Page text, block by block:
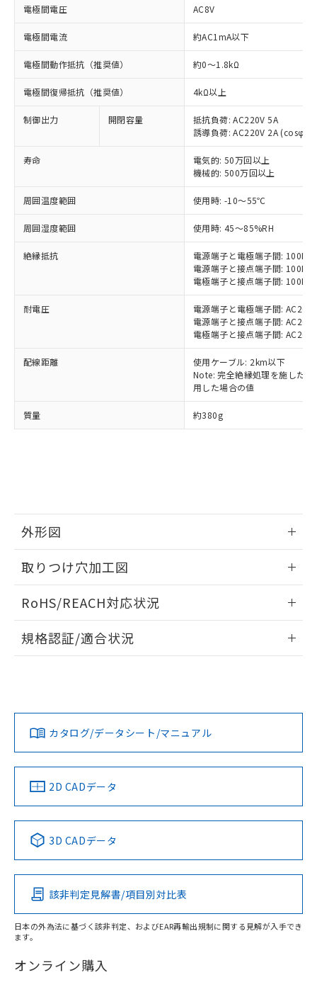
電極間電圧 AC8V
電極間電流 約AC1mA以下
電極間動作抵抗（推奨値） 約0～1.8kΩ
電極間復帰抵抗（推奨値） 4kΩ以上
制御出力 開閉容量
抵抗負荷: AC220V 5A
誘導負荷: AC220V 2A
寿命
電気的: 50万回以上
機械的: 500万回以上
周囲温度範囲 使用時: -10～55℃
周囲湿度範囲 使用時: 45～85%RH
絶縁抵抗
電源端子と電極端子間:
電源端子と接点端子間:
電極端子と接点端子間:
耐電圧
電源端子と電極端子間:
電源端子と接点端子間:
電極端子と接点端子間:
配線距離
使用ケーブル: 2km以下
Note: 完全絶縁処理を施した
用した場合の値
質量 約380g
外形図
取りつけ穴加工図
RoHS/REACH対応状況
EU RoHS 注意事項・凡例
対応済み
中国 RoHS 注意事項・凡例
Pb Hg Cd Cr(VI)
O
在庫等で未対応品が混在する可能性があります。
規格認証/適合状況
LR型式承認
（イギリス
船舶規格）
DNV型式承認
（ノルウェー
BV型式承認
（フランス
KR型式
（韓国
No No No No
この製品の規格認証/適合状況ページへ
その他の認証はこちらのページからご検索ください
カタログ/データシート/マニュアル
2D CADデータ
3D CADデータ
該非判定見解書/項目別対比表
日本の外為法に基づく該非判定、およびEAR再輸出規制に関する見解が入手でき
ます。
オンライン購入
以下の条件をお読みいただき、同意のうえ
本サービスは、当社制御機器事業取扱
商品の当社在庫状況および標準価格
(税抜)を提供させていただくもので
当社制御機器事業取扱商品の中には、
本サービスの対象外となる商品もある
ことをご了承ください。
在庫状況および標準価格照会結果は、
記載している更新日時点での社内デー
タに基づき作成されるものであり、閲
覧された時点での実際の在庫および標
準価格とは異なる場合があることをご
正式な納期状況および標準価格はお客
様のお取引先、またはお客様担当のオ
ムロン制御機器販売店・当社販売員に
オムロン制御機器販売店や当社販売拠
点は「販売ネットワーク
」をご確認
ビス）をご利用いただくには、I-Web
あります。
お客様が当ウェブサイト上で当社にご
および当社の共同利用者が、当社の製
品・サービスに関するお客様との取
引・商談に必要な範囲で利用すること
をご了承ください。
※当社の共同利用者とは、"個人情報
対応済み：EU RoHS指令（10物質）の
非含有に対応した製品が提供可能な商品で
対応予定：EU RoHS指令（10物質）の非含
有に対応した製品に切り替える予定のある
商品です。
対応予定なし：EU RoHS指令（10物質）の
非含有に非対応の商品で、対応品を出す予
調査・確認中：EU RoHS指令（10物質）の
非含有の対応状況を調査中または確認中の
非該当品：ライセンス料など無形物で、有
害物質有無と関係のない商品です。
仕入先様の事情により、非含有部品として
いたものが、含有品と判明した場合などや
むを得ず変更することがあります。
鉛(Pb) 1000ppm以下、 水銀(Hg) 1000ppm以下、 カド
六価クロム(Cr(Ⅵ)) 1000ppm以下、ポリ臭化ビフェニル
類(PBB) 1000ppm以下、ポリ臭化ジフェニルエーテル類
(PBDE) 1000ppm以下、フタル酸ビス(2-エチルヘキシ
ル) (DEHP)(別名：DOP) 1000ppm以下、フタル酸ブチ
ルベンジル（BBP） 1000ppm以下、フタル酸ジブチル
（DBP） 1000ppm以下、フタル酸ジイソブチル
但し、RoHS指令で産業用監視および制御機器に対する
フタル酸エステル類の４物質については閾値を超える意
図的な使用がないことを確認しています。
月が前後することがあります。
※3 非含有証明書ダウンロード
下記の非含有証明書をダウンロードするこ
とができます。
EU RoHS指令（10物質）の非含有証明書
物質の対応では、対応完了までの期間は出
荷製品に未対応品が混在することから備考
欄に対応日を記載しておりました。
既に当社にて対応品への在庫切替を完了
していることから、特段のことがない限
り、2022年1月12日より割愛しておりま
す。
「○」：最大均質材料含有率が中国RoHSの
基準値以下であることを示します。
「×」：最大均質材料含有率が中国RoHSの
基準値を超えていることを示します。
「－」：未確認です。当社販売部門へお問
Pb(鉛) :1000ppm、 Hg(水銀) : 1000ppm、 Cd(カドミウ
Cr(Ⅵ)(六価クロム) : 1000ppm、 PBBs(ポリ臭化ビフェ
DBP(フタル酸ジブチル) : 1000ppm、 DIBP(フタル酸ジ
イソブチル) : 1000ppm、 BBP(フタル酸ブチルベンジ
質が外部に漏えいし、環境に深刻な影響を
及ぼさない年数を意味します。
「－」：未確認です。当社販売部門へお問
当社は、これら貴社製品のうち、外国
為替および外国貿易法に定める商品
（以下｢規制貨物等」という）を輸出
または国外への提供する場合は、日本
国政府の輸出許可(または役務取引許
可)を取得するなどの必要な手続きを
当社は規制貨物を破棄する場合は、完
全に破砕するなど、違法に輸出されな
いよう必要な手段を講じます。
当社は貴社製品を、核兵器、ミサイ
ル、化学兵器、生物兵器またはその他
武器並びにこれらの製造装置等に一切
法に輸出するおそれがある場合は、取
合意する キャンセル
一定数以上の在庫あり
一定数には満たないが在庫あり
在庫なし(最新の在庫状況につ
いては、お客様のお取引先、ま